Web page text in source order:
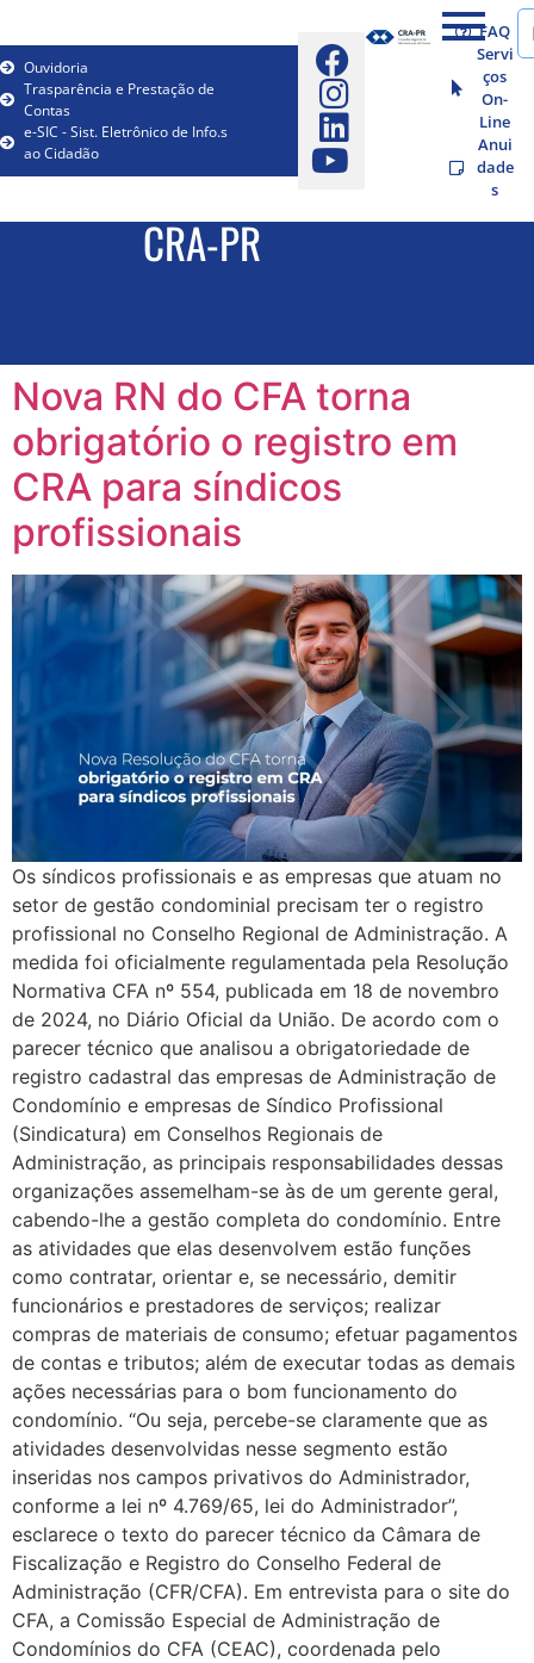
Ouvidoria
Trasparência e Prestação de
Contas
e-SIC - Sist. Eletrônico de Info.s
ao Cidadão
FAQ
Servi
ços
On-
Line
Anui
dade
s
CRA-PR
Nova RN do CFA torna
obrigatório o registro em
CRA para síndicos
profissionais
Os síndicos profissionais e as empresas que atuam no
setor de gestão condominial precisam ter o registro
profissional no Conselho Regional de Administração. A
medida foi oficialmente regulamentada pela Resolução
Normativa CFA nº 554, publicada em 18 de novembro
de 2024, no Diário Oficial da União. De acordo com o
parecer técnico que analisou a obrigatoriedade de
registro cadastral das empresas de Administração de
Condomínio e empresas de Síndico Profissional
(Sindicatura) em Conselhos Regionais de
Administração, as principais responsabilidades dessas
organizações assemelham-se às de um gerente geral,
cabendo-lhe a gestão completa do condomínio. Entre
as atividades que elas desenvolvem estão funções
como contratar, orientar e, se necessário, demitir
funcionários e prestadores de serviços; realizar
compras de materiais de consumo; efetuar pagamentos
de contas e tributos; além de executar todas as demais
ações necessárias para o bom funcionamento do
condomínio. “Ou seja, percebe-se claramente que as
atividades desenvolvidas nesse segmento estão
inseridas nos campos privativos do Administrador,
conforme a lei nº 4.769/65, lei do Administrador”,
esclarece o texto do parecer técnico da Câmara de
Fiscalização e Registro do Conselho Federal de
Administração (CFR/CFA). Em entrevista para o site do
CFA, a Comissão Especial de Administração de
Condomínios do CFA (CEAC), coordenada pelo